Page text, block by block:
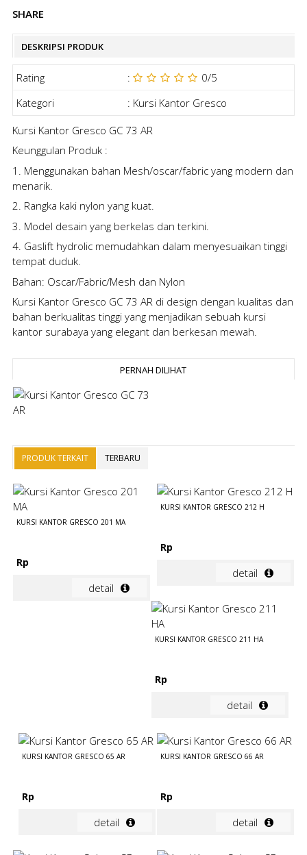
SHARE
DESKRIPSI PRODUK
Rating : 0/5
Kategori
: Kursi Kantor Gresco
Kursi Kantor Gresco GC 73 AR
Keunggulan Produk :
1. Menggunakan bahan Mesh/oscar/fabric yang modern dan
menarik.
2. Rangka kaki nylon yang kuat.
3. Model desain yang berkelas dan terkini.
4. Gaslift hydrolic memudahkan dalam menyesuaikan tinggi
tempat duduk.
Bahan: Oscar/Fabric/Mesh dan Nylon
Kursi Kantor Gresco GC 73 AR di design dengan kualitas dan
bahan berkualitas tinggi yang menjadikan sebuah kursi
kantor surabaya yang elegant dan berkesan mewah.
PERNAH DILIHAT
PRODUK TERKAIT TERBARU
KURSI KANTOR GRESCO 201 MA
Rp
detail
KURSI KANTOR GRESCO 212 H
Rp
detail
KURSI KANTOR GRESCO 211 HA
Rp
detail
KURSI KANTOR GRESCO 65 AR
Rp
detail
KURSI KANTOR GRESCO 66 AR
Rp
detail